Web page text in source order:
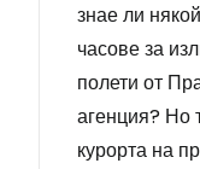
знае ли
часове за
полети от
агенция? Но
курорта на